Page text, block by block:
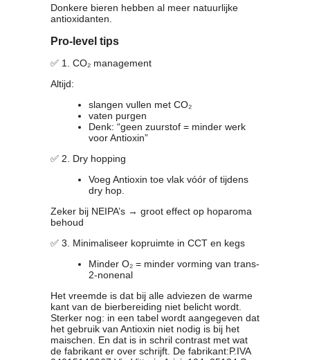
Donkere bieren hebben al meer natuurlijke
antioxidanten.
Pro-level tips
✅ 1. CO₂ management
Altijd:
slangen vullen met CO₂
vaten purgen
Denk: “geen zuurstof = minder werk
voor Antioxin”
✅ 2. Dry hopping
Voeg Antioxin toe vlak vóór of tijdens
dry hop.
Zeker bij NEIPA’s → groot effect op hoparoma
behoud
✅ 3. Minimaliseer kopruimte in CCT en kegs
Minder O₂ = minder vorming van trans-
2-nonenal
Het vreemde is dat bij alle adviezen de warme
kant van de bierbereiding niet belicht wordt.
Sterker nog: in een tabel wordt aangegeven dat
het gebruik van Antioxin niet nodig is bij het
maischen. En dat is in schril contrast met wat
de fabrikant er over schrijft. De fabrikant:P.IVA